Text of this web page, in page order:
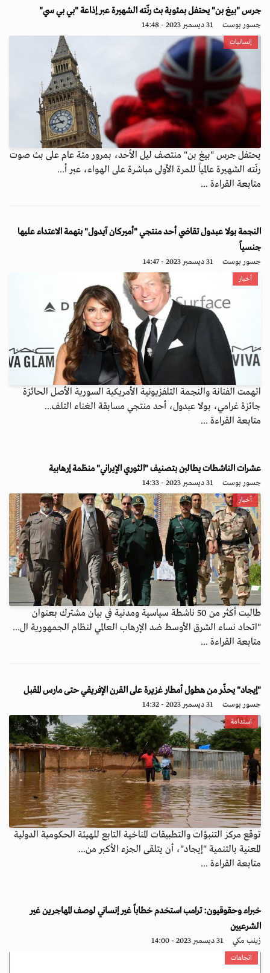
جرس "بيغ بن" يحتفل بمئوية بث رنّته الشهيرة عبر إذاعة "بي بي سي"
جسور بوست 31 ديسمبر 2023 - 14:48
إنسانيات
يحتفل جرس "بيغ بن" منتصف ليل الأحد، بمرور مئة عام على بث صوت
رنّته الشهيرة عالمياً للمرة الأولى مباشرة على الهواء، عبر أ...
متابعة القراءة ...
النجمة بولا عبدول تقاضي أحد منتجي "أميركان آيدول" بتهمة الاعتداء عليها
جنسياً
جسور بوست 31 ديسمبر 2023 - 14:47
أخبار
اتهمت الفنانة والنجمة التلفزيونية الأمريكية السورية الأصل الحائزة
جائزة غرامي، بولا عبدول، أحد منتجي مسابقة الغناء التلف...
متابعة القراءة ...
عشرات الناشطات يطالبن بتصنيف "الثوري الإيراني" منظمة إرهابية
جسور بوست 31 ديسمبر 2023 - 14:33
أخبار
طالبت أكثر من 50 ناشطة سياسية ومدنية في بيان مشترك بعنوان
"اتحاد نساء الشرق الأوسط ضد الإرهاب العالمي لنظام الجمهورية ال...
متابعة القراءة ...
"إيجاد" يحذّر من هطول أمطار غزيرة على القرن الإفريقي حتى مارس المقبل
جسور بوست 31 ديسمبر 2023 - 14:32
استدامة
توقع مركز التنبؤات والتطبيقات المناخية التابع للهيئة الحكومية الدولية
المعنية بالتنمية "إيجاد"، أن يتلقى الجزء الأكبر من...
متابعة القراءة ...
خبراء وحقوقيون: ترامب استخدم خطاباً غير إنساني لوصف المهاجرين غير
الشرعيين
زينب مكي 31 ديسمبر 2023 - 14:00
اتجاهات